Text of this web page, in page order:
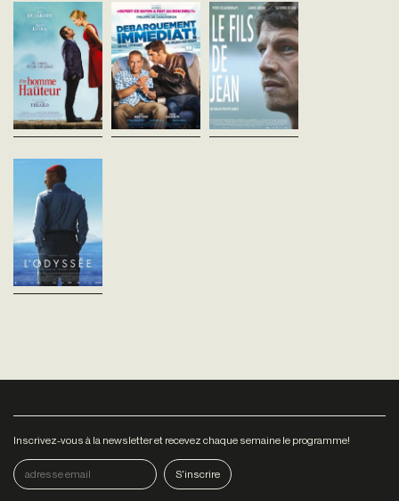
France - 2016
vost - 99'
Diane est une belle femme.
Une très belle femme.
Brillante avocate, elle a de
l’humour et une forte
personnalité. Et comme elle
vient de mettre un...
France - 2016
vf - 90'
C'est l'histoire d'un flic de la
police des frontières qui
ramène un gars dans son
pays, sauf que ce n'est pas le
bon gars et ce n'est pas le
bon...
vf - 98'
À trente-trois ans,
sait pas qui est son
matin, un appel
lui apprend que celui-ci
canadien et qu'il vient
L'Odyssée
Jérôme Salle
deux fils, vivent au paradis,
surplombant la mer
ne...
Inscrivez-vous à la newsletter et recevez chaque semaine le programme!